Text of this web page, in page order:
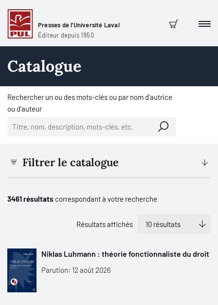
Presses de l'Université Laval
Éditeur depuis 1950
Panier
Catalogue
Rechercher un ou des mots-clés ou par nom d'autrice
ou d'auteur
Filtrer le catalogue
3461 résultats correspondant à votre recherche
Résultats affichés
Niklas Luhmann : théorie fonctionnaliste du droit
Parution: 12 août 2026